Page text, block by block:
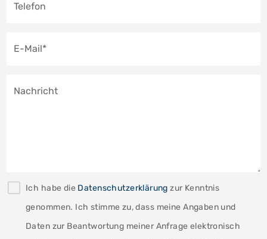
Telefon
E-Mail*
Nachricht
Ich habe die Datenschutzerklärung zur Kenntnis
genommen. Ich stimme zu, dass meine Angaben und
Daten zur Beantwortung meiner Anfrage elektronisch